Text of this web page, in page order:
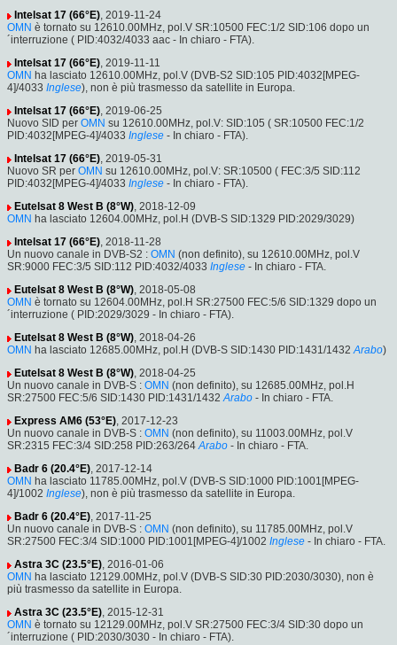
Intelsat 17 (66°E), 2019-11-24
OMN è tornato su 12610.00MHz, pol.V SR:10500 FEC:1/2 SID:106 dopo un
´interruzione ( PID:4032/4033 aac - In chiaro - FTA).
Intelsat 17 (66°E), 2019-11-11
OMN ha lasciato 12610.00MHz, pol.V (DVB-S2 SID:105 PID:4032[MPEG-
4]/4033 Inglese), non è più trasmesso da satellite in Europa.
Intelsat 17 (66°E), 2019-06-25
Nuovo SID per OMN su 12610.00MHz, pol.V: SID:105 ( SR:10500 FEC:1/2
PID:4032[MPEG-4]/4033 Inglese - In chiaro - FTA).
Intelsat 17 (66°E), 2019-05-31
Nuovo SR per OMN su 12610.00MHz, pol.V: SR:10500 ( FEC:3/5 SID:112
PID:4032[MPEG-4]/4033 Inglese - In chiaro - FTA).
Eutelsat 8 West B (8°W), 2018-12-09
OMN ha lasciato 12604.00MHz, pol.H (DVB-S SID:1329 PID:2029/3029)
Intelsat 17 (66°E), 2018-11-28
Un nuovo canale in DVB-S2 : OMN (non definito), su 12610.00MHz, pol.V
SR:9000 FEC:3/5 SID:112 PID:4032/4033 Inglese - In chiaro - FTA.
Eutelsat 8 West B (8°W), 2018-05-08
OMN è tornato su 12604.00MHz, pol.H SR:27500 FEC:5/6 SID:1329 dopo un
´interruzione ( PID:2029/3029 - In chiaro - FTA).
Eutelsat 8 West B (8°W), 2018-04-26
OMN ha lasciato 12685.00MHz, pol.H (DVB-S SID:1430 PID:1431/1432 Arabo)
Eutelsat 8 West B (8°W), 2018-04-25
Un nuovo canale in DVB-S : OMN (non definito), su 12685.00MHz, pol.H
SR:27500 FEC:5/6 SID:1430 PID:1431/1432 Arabo - In chiaro - FTA.
Express AM6 (53°E), 2017-12-23
Un nuovo canale in DVB-S : OMN (non definito), su 11003.00MHz, pol.V
SR:2315 FEC:3/4 SID:258 PID:263/264 Arabo - In chiaro - FTA.
Badr 6 (20.4°E), 2017-12-14
OMN ha lasciato 11785.00MHz, pol.V (DVB-S SID:1000 PID:1001[MPEG-
4]/1002 Inglese), non è più trasmesso da satellite in Europa.
Badr 6 (20.4°E), 2017-11-25
Un nuovo canale in DVB-S : OMN (non definito), su 11785.00MHz, pol.V
SR:27500 FEC:3/4 SID:1000 PID:1001[MPEG-4]/1002 Inglese - In chiaro - FTA.
Astra 3C (23.5°E), 2016-01-06
OMN ha lasciato 12129.00MHz, pol.V (DVB-S SID:30 PID:2030/3030), non è
più trasmesso da satellite in Europa.
Astra 3C (23.5°E), 2015-12-31
OMN è tornato su 12129.00MHz, pol.V SR:27500 FEC:3/4 SID:30 dopo un
´interruzione ( PID:2030/3030 - In chiaro - FTA).